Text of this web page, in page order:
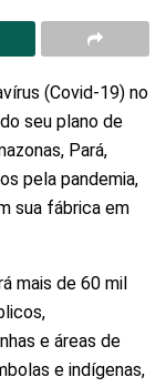
(Covid-19) no
seu plano de
Pará,
pela pandemia,
sua fábrica em
mais de 60 mil
e áreas de
e indígenas,